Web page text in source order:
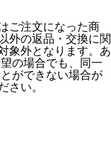
ご注文になった商
外の返品・交換に関
象外となります。あ
の場合でも、同一
ができない場合が
さい。